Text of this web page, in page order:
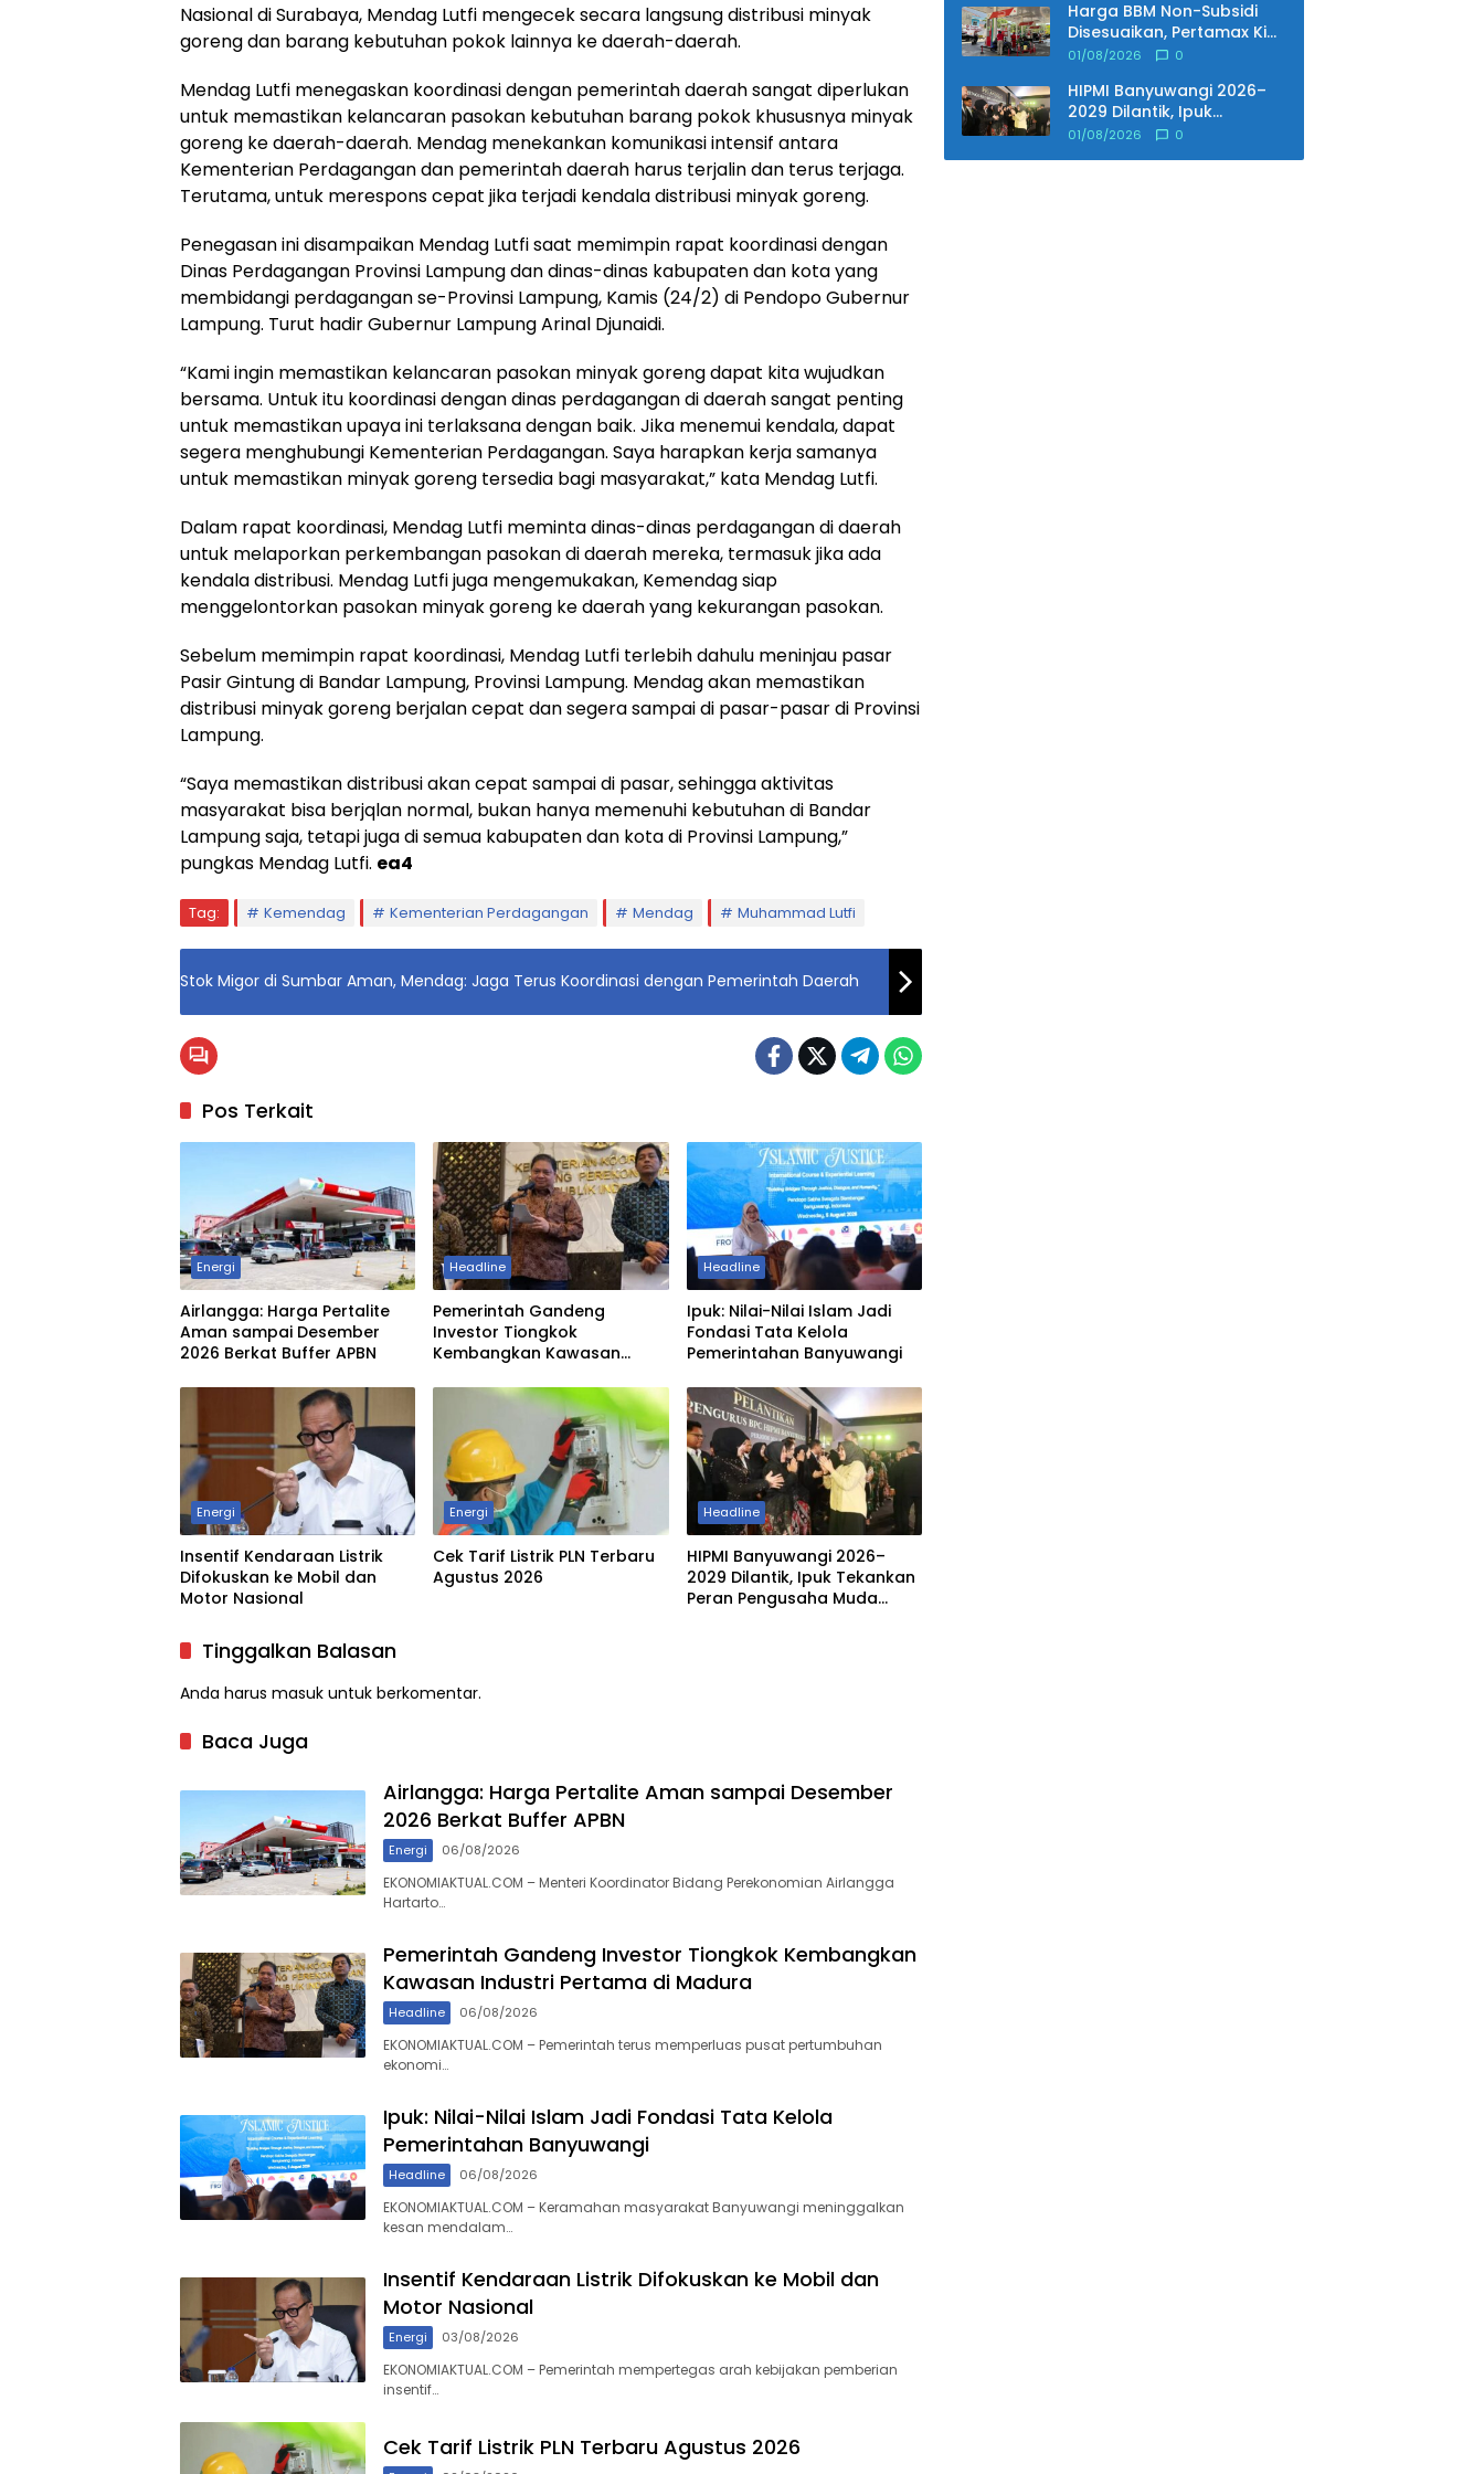
Nasional di Surabaya, Mendag Lutfi mengecek secara langsung distribusi minyak
goreng dan barang kebutuhan pokok lainnya ke daerah-daerah.
Mendag Lutfi menegaskan koordinasi dengan pemerintah daerah sangat diperlukan
untuk memastikan kelancaran pasokan kebutuhan barang pokok khususnya minyak
goreng ke daerah-daerah. Mendag menekankan komunikasi intensif antara
Kementerian Perdagangan dan pemerintah daerah harus terjalin dan terus terjaga.
Terutama, untuk merespons cepat jika terjadi kendala distribusi minyak goreng.
Penegasan ini disampaikan Mendag Lutfi saat memimpin rapat koordinasi dengan
Dinas Perdagangan Provinsi Lampung dan dinas-dinas kabupaten dan kota yang
membidangi perdagangan se-Provinsi Lampung, Kamis (24/2) di Pendopo Gubernur
Lampung. Turut hadir Gubernur Lampung Arinal Djunaidi.
“Kami ingin memastikan kelancaran pasokan minyak goreng dapat kita wujudkan
bersama. Untuk itu koordinasi dengan dinas perdagangan di daerah sangat penting
untuk memastikan upaya ini terlaksana dengan baik. Jika menemui kendala, dapat
segera menghubungi Kementerian Perdagangan. Saya harapkan kerja samanya
untuk memastikan minyak goreng tersedia bagi masyarakat,” kata Mendag Lutfi.
Dalam rapat koordinasi, Mendag Lutfi meminta dinas-dinas perdagangan di daerah
untuk melaporkan perkembangan pasokan di daerah mereka, termasuk jika ada
kendala distribusi. Mendag Lutfi juga mengemukakan, Kemendag siap
menggelontorkan pasokan minyak goreng ke daerah yang kekurangan pasokan.
Sebelum memimpin rapat koordinasi, Mendag Lutfi terlebih dahulu meninjau pasar
Pasir Gintung di Bandar Lampung, Provinsi Lampung. Mendag akan memastikan
distribusi minyak goreng berjalan cepat dan segera sampai di pasar-pasar di Provinsi
Lampung.
“Saya memastikan distribusi akan cepat sampai di pasar, sehingga aktivitas
masyarakat bisa berjqlan normal, bukan hanya memenuhi kebutuhan di Bandar
Lampung saja, tetapi juga di semua kabupaten dan kota di Provinsi Lampung,”
pungkas Mendag Lutfi. ea4
Tag: Kemendag Kementerian Perdagangan Mendag Muhammad Lutfi
Stok Migor di Sumbar Aman, Mendag: Jaga Terus Koordinasi dengan Pemerintah Daerah
Pos Terkait
Energi
Airlangga: Harga Pertalite
Aman sampai Desember
2026 Berkat Buffer APBN
Headline
Pemerintah Gandeng
Investor Tiongkok
Kembangkan Kawasan
Headline
Ipuk: Nilai-Nilai Islam Jadi
Fondasi Tata Kelola
Pemerintahan Banyuwangi
Energi
Insentif Kendaraan Listrik
Difokuskan ke Mobil dan
Motor Nasional
Energi
Cek Tarif Listrik PLN Terbaru
Agustus 2026
Headline
HIPMI Banyuwangi 2026–
2029 Dilantik, Ipuk Tekankan
Peran Pengusaha Muda
Tinggalkan Balasan
Anda harus masuk untuk berkomentar.
Baca Juga
Airlangga: Harga Pertalite Aman sampai Desember
2026 Berkat Buffer APBN
Energi 06/08/2026
EKONOMIAKTUAL.COM – Menteri Koordinator Bidang Perekonomian Airlangga
Hartarto…
Pemerintah Gandeng Investor Tiongkok Kembangkan
Kawasan Industri Pertama di Madura
Headline 06/08/2026
EKONOMIAKTUAL.COM – Pemerintah terus memperluas pusat pertumbuhan
ekonomi…
Ipuk: Nilai-Nilai Islam Jadi Fondasi Tata Kelola
Pemerintahan Banyuwangi
Headline 06/08/2026
EKONOMIAKTUAL.COM – Keramahan masyarakat Banyuwangi meninggalkan
kesan mendalam…
Insentif Kendaraan Listrik Difokuskan ke Mobil dan
Motor Nasional
Energi 03/08/2026
EKONOMIAKTUAL.COM – Pemerintah mempertegas arah kebijakan pemberian
insentif…
Cek Tarif Listrik PLN Terbaru Agustus 2026
Harga BBM Non-Subsidi
Disesuaikan, Pertamax Kini
Dibanderol Rp15.950 per
01/08/2026 0
HIPMI Banyuwangi 2026–
2029 Dilantik, Ipuk
Tekankan Peran
01/08/2026 0